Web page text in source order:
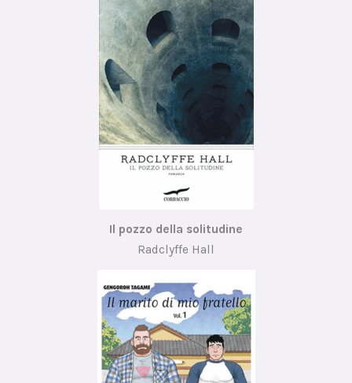
Il pozzo della solitudine
Radclyffe Hall